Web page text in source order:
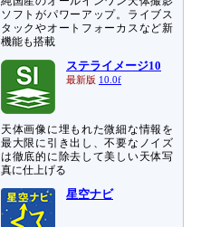
ソフトがパワーアップ。ライブス
タックやオートフォーカスなど新
機能も搭載
ステライメージ10
最新版 10.0f
天体画像に埋もれた微細な情報を
最大限に引き出し、不要なノイズ
は徹底的に除去して美しい天体写
真に仕上げる
星空ナビ